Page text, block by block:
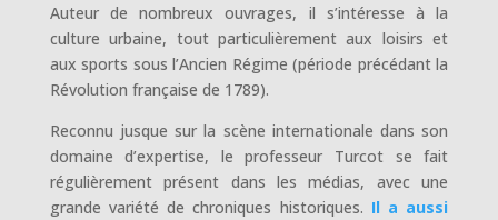
Auteur de nombreux ouvrages, il s’intéresse à la
culture urbaine, tout particulièrement aux loisirs et
aux sports sous l’Ancien Régime (période précédant la
Révolution française de 1789).
Reconnu jusque sur la scène internationale dans son
domaine d’expertise, le professeur Turcot se fait
régulièrement présent dans les médias, avec une
grande variété de chroniques historiques. Il a aussi